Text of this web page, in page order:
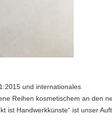
und internationales
Reihen kosmetischem an den
ist Handwerkkünste“ ist unser